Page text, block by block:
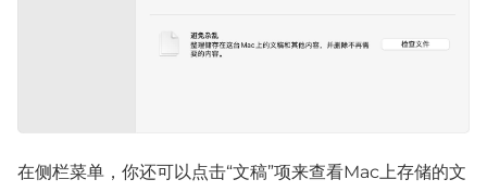
在侧栏菜单，你还可以点击“文稿”项来查看Mac上存储的文